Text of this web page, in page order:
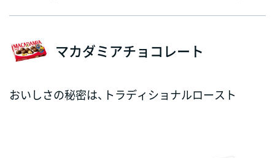
マカダミアチョコレート
おいしさの秘密は、トラディショナルロースト